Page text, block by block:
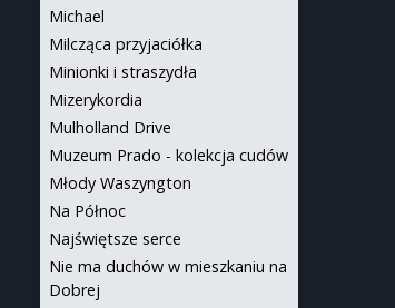
Michael
Milcząca przyjaciółka
Minionki i straszydła
Mizerykordia
Mulholland Drive
Muzeum Prado - kolekcja cudów
Młody Waszyngton
Na Północ
Najświętsze serce
Nie ma duchów w mieszkaniu na
Dobrej